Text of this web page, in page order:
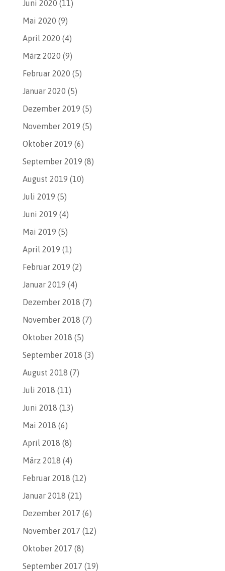
Juni 2020 (11)
Mai 2020 (9)
April 2020 (4)
März 2020 (9)
Februar 2020 (5)
Januar 2020 (5)
Dezember 2019 (5)
November 2019 (5)
Oktober 2019 (6)
September 2019 (8)
August 2019 (10)
Juli 2019 (5)
Juni 2019 (4)
Mai 2019 (5)
April 2019 (1)
Februar 2019 (2)
Januar 2019 (4)
Dezember 2018 (7)
November 2018 (7)
Oktober 2018 (5)
September 2018 (3)
August 2018 (7)
Juli 2018 (11)
Juni 2018 (13)
Mai 2018 (6)
April 2018 (8)
März 2018 (4)
Februar 2018 (12)
Januar 2018 (21)
Dezember 2017 (6)
November 2017 (12)
Oktober 2017 (8)
September 2017 (19)